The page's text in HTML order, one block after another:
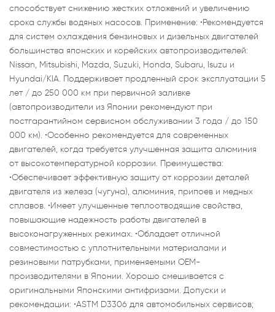
способствует снижению жестких отложений и увеличению
срока службы водяных насосов. Применение: •Рекомендуется
для систем охлаждения бензиновых и дизельных двигателей
большинства японских и корейских автопроизводителей:
Nissan, Mitsubishi, Mazda, Suzuki, Honda, Subaru, Isuzu и
Hyundai/KIA. Поддерживает продленный срок эксплуатации 5
лет / до 250 000 км при первичной заливке
(автопроизводители из Японии рекомендуют при
постгарантийном сервисном обслуживании 3 года / до 150
000 км). •Особенно рекомендуется для современных
двигателей, когда требуется улучшенная защита алюминия
от высокотемпературной коррозии. Преимущества:
•Обеспечивает эффективную защиту от коррозии деталей
двигателя из железа (чугуна), алюминия, припоев и медных
сплавов. •Имеет улучшенные теплоотводящие свойства,
повышающие надежность работы двигателей в
высоконагруженных режимах. •Обладает отличной
совместимостью с уплотнительными материалами и
резиновыми патрубками, применяемыми ОЕМ-
производителями в Японии. Хорошо смешивается с
оригинальными Японскими антифризами. Допуски и
рекомендации: •ASTM D3306 для автомобильных сервисов;